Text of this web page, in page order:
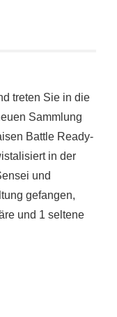
treten Sie in die
Sammlung
Battle Ready-
in der
und
gefangen,
und 1 seltene